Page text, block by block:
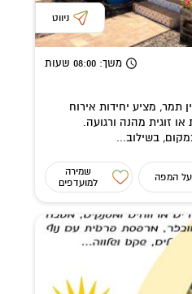
ניווט
משך: 08:00 שעות
מציע יחידות אירוח
זוגית מהנה ורגועה.
בשילוב...
על המפה
שמירה
למועדפים